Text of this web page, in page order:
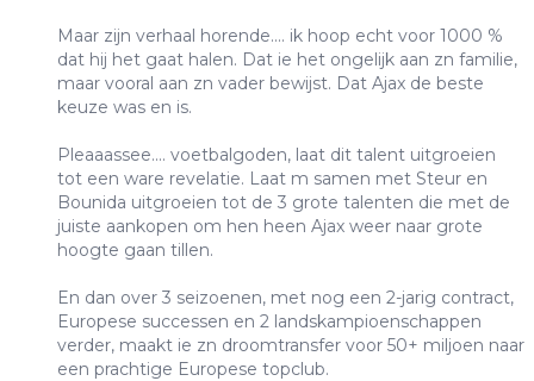
Maar zijn verhaal horende.... ik hoop echt voor 1000 %
dat hij het gaat halen. Dat ie het ongelijk aan zn familie,
maar vooral aan zn vader bewijst. Dat Ajax de beste
keuze was en is.
Pleaaassee.... voetbalgoden, laat dit talent uitgroeien
tot een ware revelatie. Laat m samen met Steur en
Bounida uitgroeien tot de 3 grote talenten die met de
juiste aankopen om hen heen Ajax weer naar grote
hoogte gaan tillen.
En dan over 3 seizoenen, met nog een 2-jarig contract,
Europese successen en 2 landskampioenschappen
verder, maakt ie zn droomtransfer voor 50+ miljoen naar
een prachtige Europese topclub.